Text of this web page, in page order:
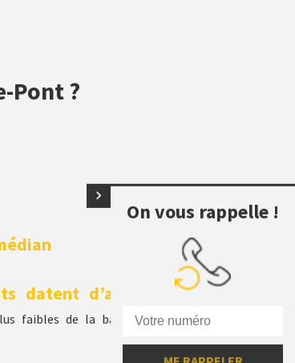
On vous rappelle !
Pont ?
datent d’avant
faibles de la banlieue